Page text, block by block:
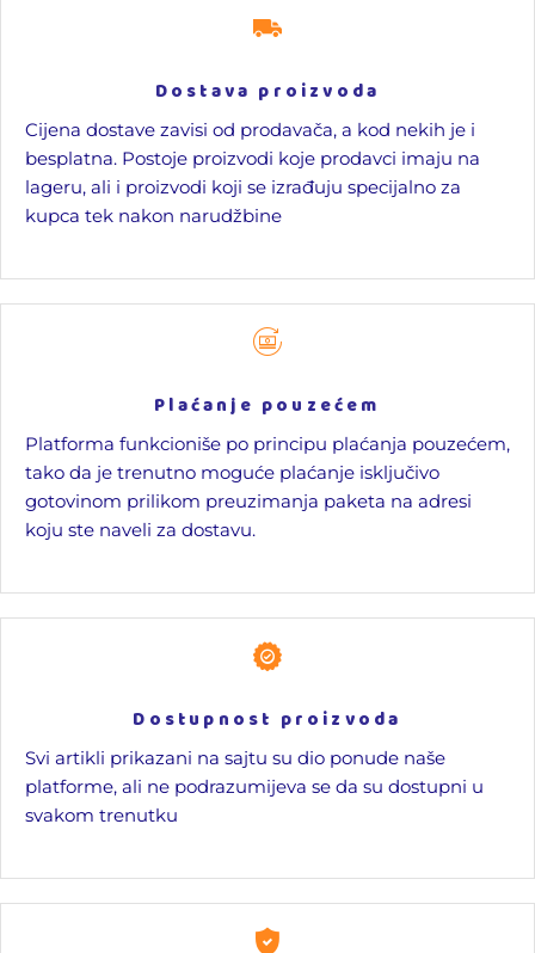
Dostava proizvoda
Cijena dostave zavisi od prodavača, a kod nekih je i
besplatna. Postoje proizvodi koje prodavci imaju na
lageru, ali i proizvodi koji se izrađuju specijalno za
kupca tek nakon narudžbine
Plaćanje pouzećem
Platforma funkcioniše po principu plaćanja pouzećem,
tako da je trenutno moguće plaćanje isključivo
gotovinom prilikom preuzimanja paketa na adresi
koju ste naveli za dostavu.
Dostupnost proizvoda
Svi artikli prikazani na sajtu su dio ponude naše
platforme, ali ne podrazumijeva se da su dostupni u
svakom trenutku